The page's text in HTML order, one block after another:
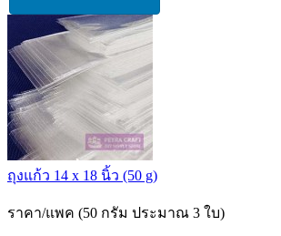
ถุงแก้ว 14 x 18 นิ้ว (50 g)
ราคา/แพค (50 กรัม ประมาณ 3 ใบ)